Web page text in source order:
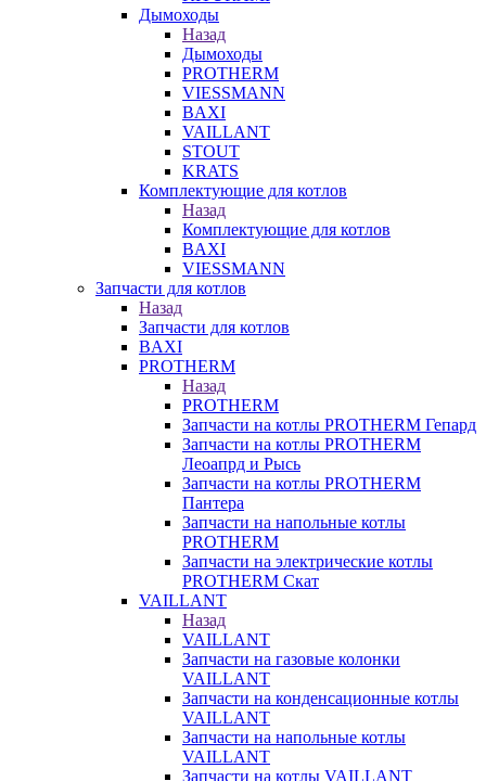
Дымоходы
Назад
Дымоходы
PROTHERM
VIESSMANN
BAXI
VAILLANT
STOUT
KRATS
Комплектующие для котлов
Назад
Комплектующие для котлов
BAXI
VIESSMANN
Запчасти для котлов
Назад
Запчасти для котлов
BAXI
PROTHERM
Назад
PROTHERM
Запчасти на котлы PROTHERM Гепард
Запчасти на котлы PROTHERM
Леоапрд и Рысь
Запчасти на котлы PROTHERM
Пантера
Запчасти на напольные котлы
PROTHERM
Запчасти на электрические котлы
PROTHERM Скат
VAILLANT
Назад
VAILLANT
Запчасти на газовые колонки
VAILLANT
Запчасти на конденсационные котлы
VAILLANT
Запчасти на напольные котлы
VAILLANT
Запчасти на котлы VAILLANT